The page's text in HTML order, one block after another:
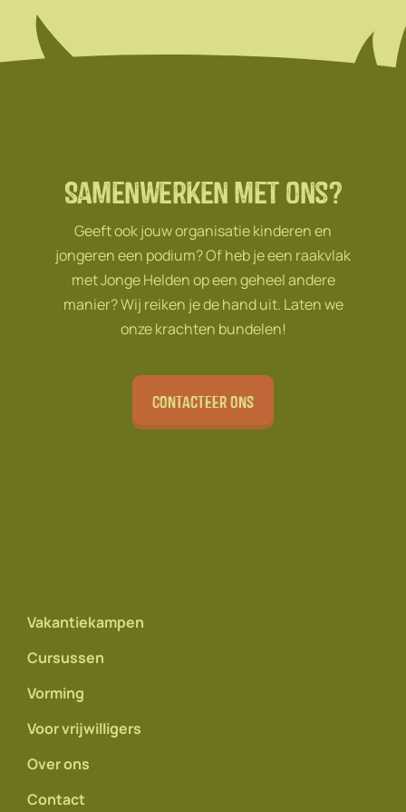
Samenwerken met ons?
Geeft ook jouw organisatie kinderen en
jongeren een podium? Of heb je een raakvlak
met Jonge Helden op een geheel andere
manier? Wij reiken je de hand uit. Laten we
onze krachten bundelen!
Contacteer ons
Vakantiekampen
Cursussen
Vorming
Voor vrijwilligers
Over ons
Contact